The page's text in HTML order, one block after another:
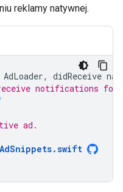
reklamy natywnej.
AdLoader, didReceive
notifications
ad.
.swift